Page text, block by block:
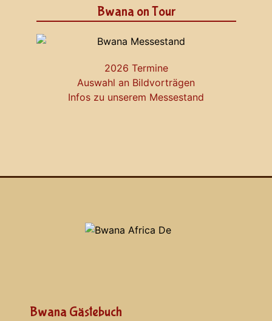
Bwana on Tour
2026 Termine
Auswahl an Bildvorträgen
Infos zu unserem Messestand
Bwana Gästebuch